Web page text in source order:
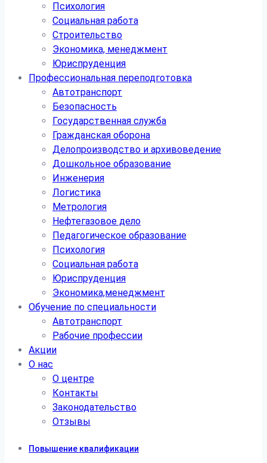
Психология
Социальная работа
Строительство
Экономика, менеджмент
Юриспруденция
Профессиональная переподготовка
Автотранспорт
Безопасность
Государственная служба
Гражданская оборона
Делопроизводство и архивоведение
Дошкольное образование
Инженерия
Логистика
Метрология
Нефтегазовое дело
Педагогическое образование
Психология
Социальная работа
Юриспруденция
Экономика,менеджмент
Обучение по специальности
Автотранспорт
Рабочие профессии
Акции
О нас
О центре
Контакты
Законодательство
Отзывы
Повышение квалификации